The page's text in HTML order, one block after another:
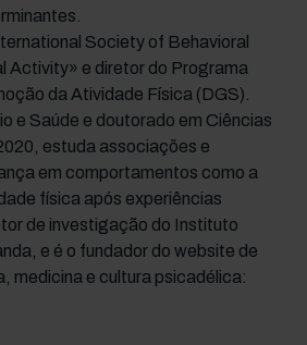
Society of Behavioral
Activity» e diretor do Programa
da Atividade Física (DGS).
e Saúde e doutorado em Ciências
estuda associações e
em comportamentos como a
física após experiências
de investigação do Instituto
e é o fundador do website de
medicina e cultura psicadélica: